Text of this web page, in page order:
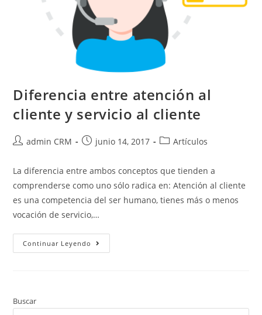
Diferencia entre atención al
cliente y servicio al cliente
admin CRM junio 14, 2017 Artículos
La diferencia entre ambos conceptos que tienden a
comprenderse como uno sólo radica en: Atención al cliente
es una competencia del ser humano, tienes más o menos
vocación de servicio,…
Continuar Leyendo
Buscar